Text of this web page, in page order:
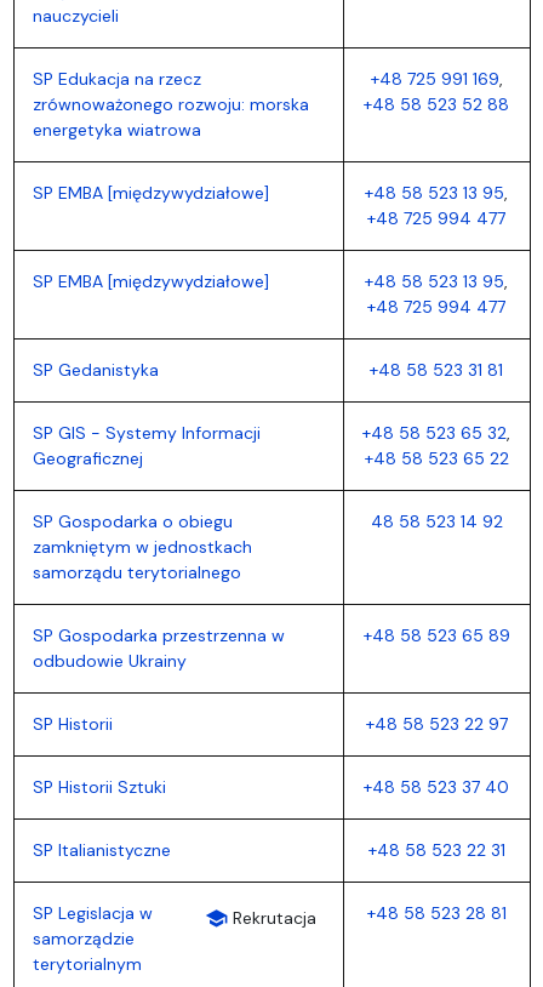
nauczycieli
SP Edukacja na rzecz
zrównoważonego rozwoju: morska
energetyka wiatrowa
+48 725 991 169,
+48 58 523 52 88
SP EMBA [międzywydziałowe] +48 58 523 13 95,
+48 725 994 477
SP EMBA [międzywydziałowe] +48 58 523 13 95,
+48 725 994 477
SP Gedanistyka +48 58 523 31 81
SP GIS - Systemy Informacji
Geograficznej
+48 58 523 65 32,
+48 58 523 65 22
SP Gospodarka o obiegu
zamkniętym w jednostkach
samorządu terytorialnego
48 58 523 14 92
SP Gospodarka przestrzenna w
odbudowie Ukrainy
+48 58 523 65 89
SP Historii +48 58 523 22 97
SP Historii Sztuki +48 58 523 37 40
SP Italianistyczne +48 58 523 22 31
school Rekrutacja
SP Legislacja w
samorządzie
terytorialnym
+48 58 523 28 81